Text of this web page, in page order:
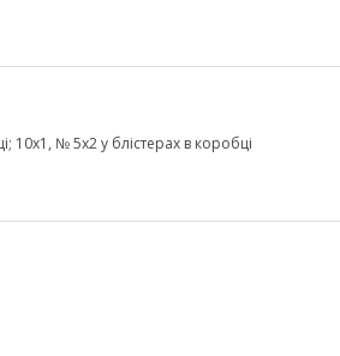
№ 5х2 у блістерах в коробці